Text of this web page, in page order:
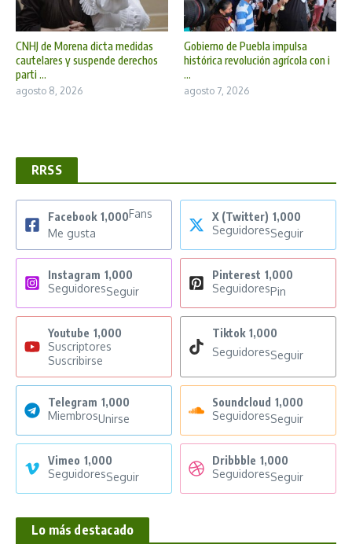
CNHJ de Morena dicta medidas
cautelares y suspende derechos
parti ...
agosto 8, 2026
Gobierno de Puebla impulsa
histórica revolución agrícola con i
...
agosto 7, 2026
RRSS
Facebook 1,000Fans
Me gusta
X (Twitter) 1,000
SeguidoresSeguir
Instagram 1,000
SeguidoresSeguir
Pinterest 1,000
SeguidoresPin
Youtube 1,000
Suscriptores
Suscribirse
Tiktok 1,000
SeguidoresSeguir
Telegram 1,000
MiembrosUnirse
Soundcloud 1,000
SeguidoresSeguir
Vimeo 1,000
SeguidoresSeguir
Dribbble 1,000
SeguidoresSeguir
Lo más destacado